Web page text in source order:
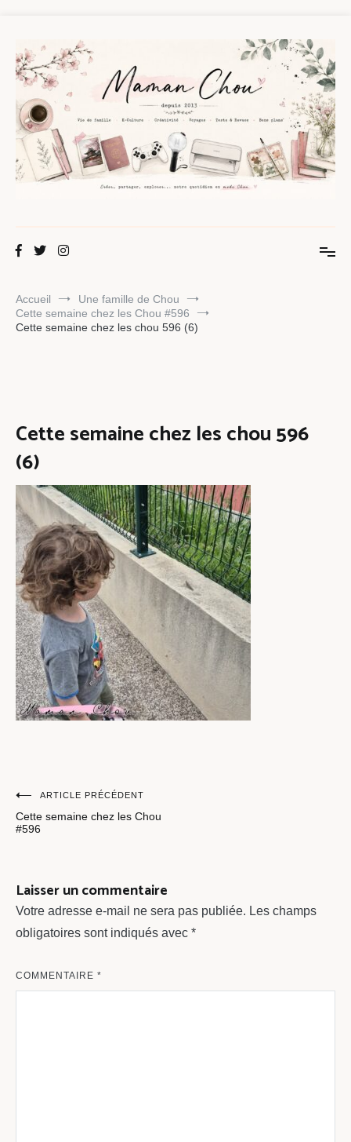
contenu
Maman Chou
Accueil
Une famille de Chou
Cette semaine chez les Chou #596
Cette semaine chez les chou 596 (6)
Cette semaine chez les chou 596
(6)
Navigation
de
ARTICLE PRÉCÉDENT
Cette semaine chez les Chou
#596
Laisser un commentaire
Votre adresse e-mail ne sera pas publiée. Les champs
obligatoires sont indiqués avec *
COMMENTAIRE *